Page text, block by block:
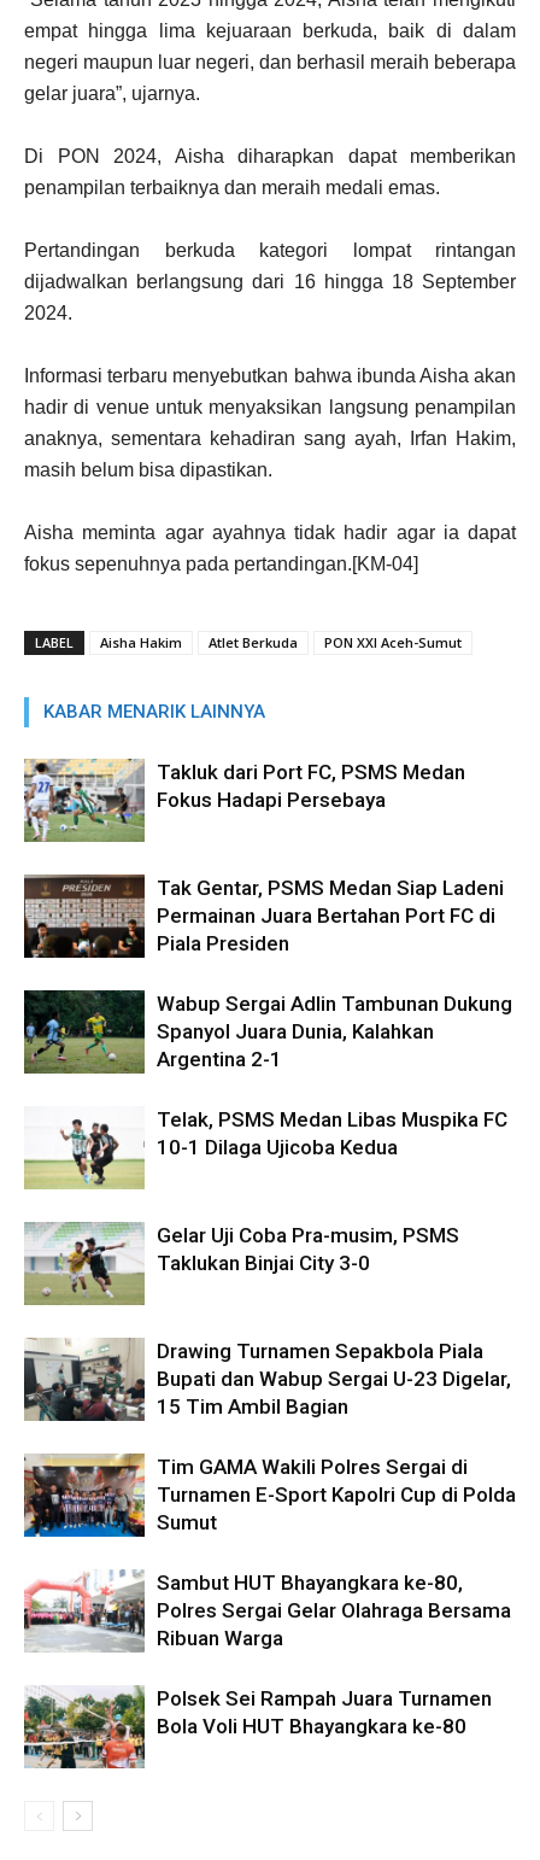
empat hingga lima kejuaraan berkuda, baik di dalam
negeri maupun luar negeri, dan berhasil meraih beberapa
gelar juara”, ujarnya.
Di PON 2024, Aisha diharapkan dapat memberikan
penampilan terbaiknya dan meraih medali emas.
Pertandingan berkuda kategori lompat rintangan
dijadwalkan berlangsung dari 16 hingga 18 September
2024.
Informasi terbaru menyebutkan bahwa ibunda Aisha akan
hadir di venue untuk menyaksikan langsung penampilan
anaknya, sementara kehadiran sang ayah, Irfan Hakim,
masih belum bisa dipastikan.
Aisha meminta agar ayahnya tidak hadir agar ia dapat
fokus sepenuhnya pada pertandingan.[KM-04]
LABEL Aisha Hakim Atlet Berkuda PON XXI Aceh-Sumut
KABAR MENARIK LAINNYA
Takluk dari Port FC, PSMS Medan
Fokus Hadapi Persebaya
Tak Gentar, PSMS Medan Siap Ladeni
Permainan Juara Bertahan Port FC di
Piala Presiden
Wabup Sergai Adlin Tambunan Dukung
Spanyol Juara Dunia, Kalahkan
Argentina 2-1
Telak, PSMS Medan Libas Muspika FC
10-1 Dilaga Ujicoba Kedua
Gelar Uji Coba Pra-musim, PSMS
Taklukan Binjai City 3-0
Drawing Turnamen Sepakbola Piala
Bupati dan Wabup Sergai U-23 Digelar,
15 Tim Ambil Bagian
Tim GAMA Wakili Polres Sergai di
Turnamen E-Sport Kapolri Cup di Polda
Sumut
Sambut HUT Bhayangkara ke-80,
Polres Sergai Gelar Olahraga Bersama
Ribuan Warga
Polsek Sei Rampah Juara Turnamen
Bola Voli HUT Bhayangkara ke-80